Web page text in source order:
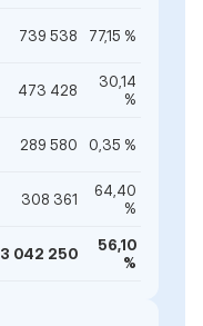
739 538 77,15 %
473 428
30,14
%
289 580 0,35 %
308 361
64,40
%
3 042 250
56,10
%